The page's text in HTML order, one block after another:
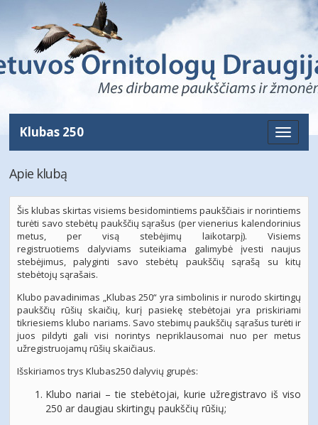
Toggle
Klubas 250
Apie klubą
Šis klubas skirtas visiems besidomintiems paukščiais ir norintiems
turėti savo stebėtų paukščių sąrašus (per vienerius kalendorinius
metus, per visą stebėjimų laikotarpį). Visiems
registruotiems dalyviams suteikiama galimybė įvesti naujus
stebėjimus, palyginti savo stebėtų paukščių sąrašą su kitų
stebėtojų sąrašais.
Klubo pavadinimas „Klubas 250“ yra simbolinis ir nurodo skirtingų
paukščių rūšių skaičių, kurį pasiekę stebėtojai yra priskiriami
tikriesiems klubo nariams. Savo stebimų paukščių sąrašus turėti ir
juos pildyti gali visi norintys nepriklausomai nuo per metus
užregistruojamų rūšių skaičiaus.
Išskiriamos trys Klubas250 dalyvių grupės:
Klubo nariai – tie stebėtojai, kurie užregistravo iš viso
250 ar daugiau skirtingų paukščių rūšių;